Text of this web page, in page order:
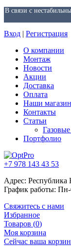
В связи с
Вход | Регистрация
О компании
Монтаж
Новости
Акции
Доставка
Оплата
Наши
Контакты
Статьи
Портфолио
+7 978 143 43 53
Адрес:
График работы:
Свяжитесь с нами
Избранное
Товаров (0)
Моя корзина
Сейчас ваша